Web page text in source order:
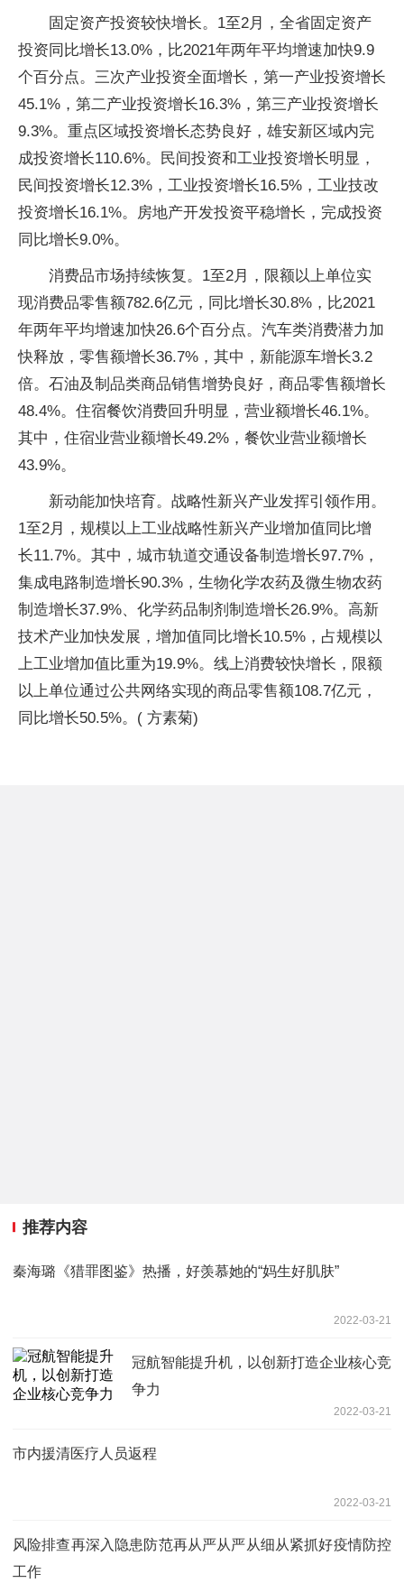
固定资产投资较快增长。1至2月，全省固定资产
投资同比增长13.0%，比2021年两年平均增速加快9.9
个百分点。三次产业投资全面增长，第一产业投资增长
45.1%，第二产业投资增长16.3%，第三产业投资增长
9.3%。重点区域投资增长态势良好，雄安新区域内完
成投资增长110.6%。民间投资和工业投资增长明显，
民间投资增长12.3%，工业投资增长16.5%，工业技改
投资增长16.1%。房地产开发投资平稳增长，完成投资
同比增长9.0%。
消费品市场持续恢复。1至2月，限额以上单位实
现消费品零售额782.6亿元，同比增长30.8%，比2021
年两年平均增速加快26.6个百分点。汽车类消费潜力加
快释放，零售额增长36.7%，其中，新能源车增长3.2
倍。石油及制品类商品销售增势良好，商品零售额增长
48.4%。住宿餐饮消费回升明显，营业额增长46.1%。
其中，住宿业营业额增长49.2%，餐饮业营业额增长
43.9%。
新动能加快培育。战略性新兴产业发挥引领作用。
1至2月，规模以上工业战略性新兴产业增加值同比增
长11.7%。其中，城市轨道交通设备制造增长97.7%，
集成电路制造增长90.3%，生物化学农药及微生物农药
制造增长37.9%、化学药品制剂制造增长26.9%。高新
技术产业加快发展，增加值同比增长10.5%，占规模以
上工业增加值比重为19.9%。线上消费较快增长，限额
以上单位通过公共网络实现的商品零售额108.7亿元，
同比增长50.5%。( 方素菊)
推荐内容
秦海璐《猎罪图鉴》热播，好羡慕她的“妈生好肌肤”
2022-03-21
冠航智能提升机，以创新打造企业核心竞
争力
2022-03-21
市内援清医疗人员返程
2022-03-21
风险排查再深入隐患防范再从严从严从细从紧抓好疫情防控
工作